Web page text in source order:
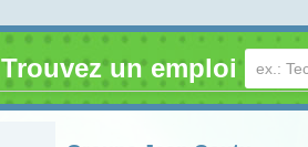
Trouvez un emploi